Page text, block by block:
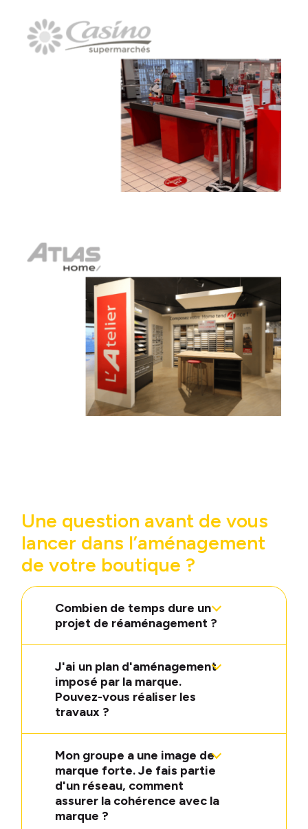
Une question avant de vous
lancer dans l’aménagement
de votre boutique ?
Combien de temps dure un
projet de réaménagement ?
J'ai un plan d'aménagement
imposé par la marque.
Pouvez-vous réaliser les
travaux ?
Mon groupe a une image de
marque forte. Je fais partie
d'un réseau, comment
assurer la cohérence avec la
marque ?